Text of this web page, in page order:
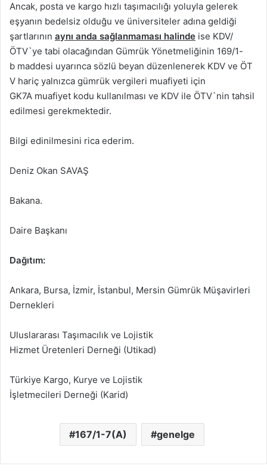
Ancak, posta ve kargo hızlı taşımacılığı yoluyla gelerek
eşyanın bedelsiz olduğu ve üniversiteler adına geldiği
şartlarının aynı anda sağlanmaması halinde ise KDV/
ÖTV`ye tabi olacağından Gümrük Yönetmeliğinin 169/1-
b maddesi uyarınca sözlü beyan düzenlenerek KDV ve ÖT
V hariç yalnızca gümrük vergileri muafiyeti için
GK7A muafiyet kodu kullanılması ve KDV ile ÖTV`nin tahsil
edilmesi gerekmektedir.
Bilgi edinilmesini rica ederim.
Deniz Okan SAVAŞ
Bakana.
Daire Başkanı
Dağıtım:
Ankara, Bursa, İzmir, İstanbul, Mersin Gümrük Müşavirleri
Dernekleri
Uluslararası Taşımacılık ve Lojistik
Hizmet Üretenleri Derneği (Utikad)
Türkiye Kargo, Kurye ve Lojistik
İşletmecileri Derneği (Karid)
167/1-7(A) genelge